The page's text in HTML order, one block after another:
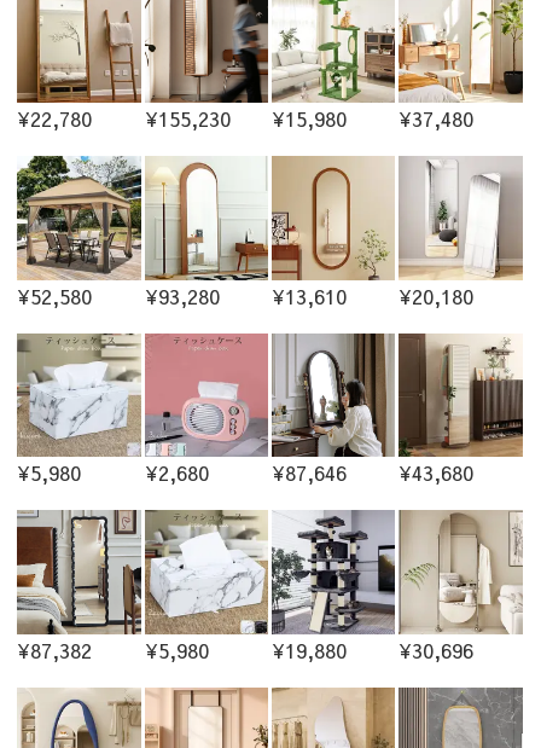
¥22,780 ¥155,230 ¥15,980 ¥37,480
¥52,580 ¥93,280 ¥13,610 ¥20,180
¥5,980 ¥2,680 ¥87,646 ¥43,680
¥87,382 ¥5,980 ¥19,880 ¥30,696